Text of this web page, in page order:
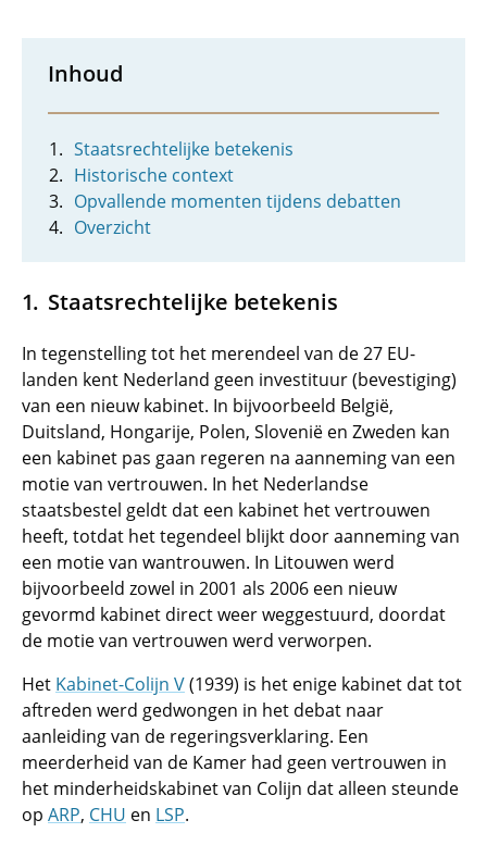
Inhoud
Staatsrechtelijke betekenis
Historische context
Opvallende momenten tijdens debatten
Overzicht
Staatsrechtelijke betekenis
In tegenstelling tot het merendeel van de 27 EU-
landen kent Nederland geen investituur (bevestiging)
van een nieuw kabinet. In bijvoorbeeld België,
Duitsland, Hongarije, Polen, Slovenië en Zweden kan
een kabinet pas gaan regeren na aanneming van een
motie van vertrouwen. In het Nederlandse
staatsbestel geldt dat een kabinet het vertrouwen
heeft, totdat het tegendeel blijkt door aanneming van
een motie van wantrouwen. In Litouwen werd
bijvoorbeeld zowel in 2001 als 2006 een nieuw
gevormd kabinet direct weer weggestuurd, doordat
de motie van vertrouwen werd verworpen.
Het Kabinet-Colijn V(1939) is het enige kabinet dat tot
aftreden werd gedwongen in het debat naar
aanleiding van de regeringsverklaring. Een
meerderheid van de Kamer had geen vertrouwen in
het minderheidskabinet van Colijn dat alleen steunde
op ARP, CHU en LSP.